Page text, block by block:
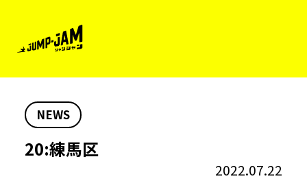
NEWS
20:練馬区
2022.07.22